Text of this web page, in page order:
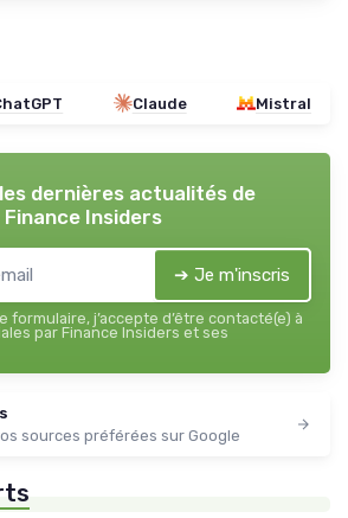
Claude Mistral
dernières actualités de
Finance Insiders
➔ Je m'inscris
formulaire, j’accepte d’être contacté(e) à
par Finance Insiders et ses
sources préférées sur Google